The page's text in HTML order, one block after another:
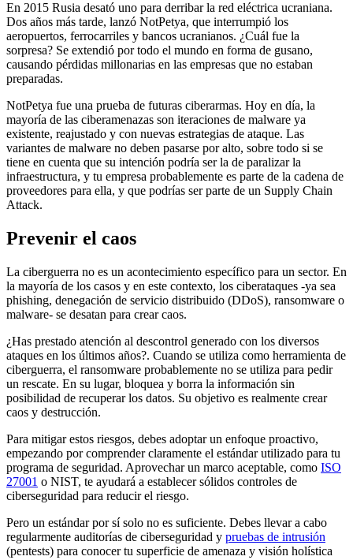
En 2015 Rusia desató uno para derribar la red eléctrica ucraniana.
Dos años más tarde, lanzó NotPetya, que interrumpió los
aeropuertos, ferrocarriles y bancos ucranianos. ¿Cuál fue la
sorpresa? Se extendió por todo el mundo en forma de gusano,
causando pérdidas millonarias en las empresas que no estaban
preparadas.
NotPetya fue una prueba de futuras ciberarmas. Hoy en día, la
mayoría de las ciberamenazas son iteraciones de malware ya
existente, reajustado y con nuevas estrategias de ataque. Las
variantes de malware no deben pasarse por alto, sobre todo si se
tiene en cuenta que su intención podría ser la de paralizar la
infraestructura, y tu empresa probablemente es parte de la cadena de
proveedores para ella, y que podrías ser parte de un Supply Chain
Attack.
Prevenir el caos
La ciberguerra no es un acontecimiento específico para un sector. En
la mayoría de los casos y en este contexto, los ciberataques -ya sea
phishing, denegación de servicio distribuido (DDoS), ransomware o
malware- se desatan para crear caos.
¿Has prestado atención al descontrol generado con los diversos
ataques en los últimos años?. Cuando se utiliza como herramienta de
ciberguerra, el ransomware probablemente no se utiliza para pedir
un rescate. En su lugar, bloquea y borra la información sin
posibilidad de recuperar los datos. Su objetivo es realmente crear
caos y destrucción.
Para mitigar estos riesgos, debes adoptar un enfoque proactivo,
empezando por comprender claramente el estándar utilizado para tu
programa de seguridad. Aprovechar un marco aceptable, como ISO
27001 o NIST, te ayudará a establecer sólidos controles de
ciberseguridad para reducir el riesgo.
Pero un estándar por sí solo no es suficiente. Debes llevar a cabo
regularmente auditorías de ciberseguridad y pruebas de intrusión
(pentests) para conocer tu superficie de amenaza y visión holística